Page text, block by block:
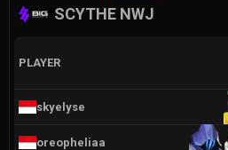
SCYTHE NWJ
PLAYER
skyelyse
oreopheliaa